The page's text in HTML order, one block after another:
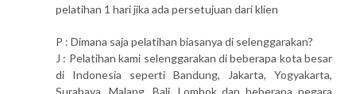
pelatihan 1 hari jika ada persetujuan dari klien
P : Dimana saja pelatihan biasanya di selenggarakan?
J : Pelatihan kami selenggarakan di beberapa kota besar
di Indonesia seperti Bandung, Jakarta, Yogyakarta,
Surabaya, Malang, Bali, Lombok dan beberapa negara